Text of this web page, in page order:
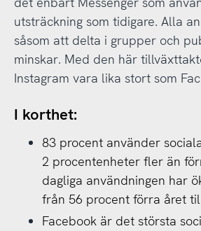
utsträckning som tidigare. Alla
såsom att delta i grupper och
minskar. Med den här
Instagram vara lika stort som
I korthet:
83 procent använder
2 procentenheter fler än
dagliga användningen har
från 56 procent förra året
Facebook är det största